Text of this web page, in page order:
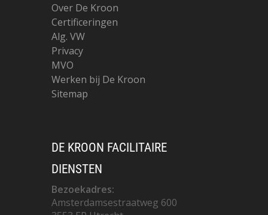
Over De Kroon
Certificeringen
Alg. VW
Privacy
MVO
Werken bij De Kroon
Sitemap
DE KROON FACILITAIRE
DIENSTEN
Bezoekadres:
Amsterdamsestraatweg 600